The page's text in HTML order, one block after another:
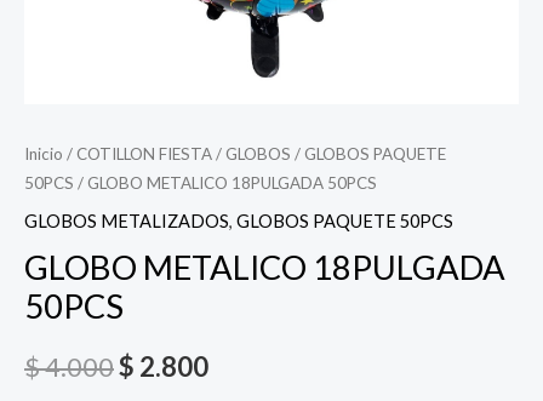
Inicio / COTILLON FIESTA/ GLOBOS / GLOBOS PAQUETE
50PCS / GLOBO METALICO 18PULGADA 50PCS
GLOBOS METALIZADOS, GLOBOS PAQUETE 50PCS
GLOBO METALICO 18PULGADA
50PCS
$4.000$ 2.800